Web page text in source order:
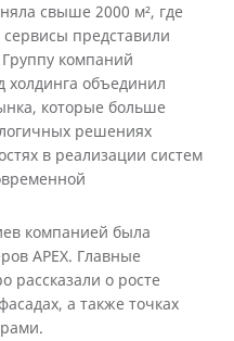
свыше 2000 м², где
представили
компаний
объединил
которые больше
решениях
в реализации систем
компанией была
APEX. Главные
рассказали о росте
а также точках